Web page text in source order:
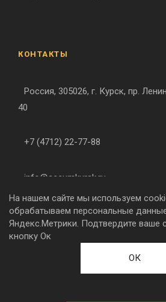
КОНТАКТЫ
Россия, 305026, г. Курск, пр.
40
+7 (4712) 22-77-88
info@accumkursk.ru
ССЫЛКИ НА СОЦ. СЕТИ
На нашем сайте мы используем
обрабатываем персональные
Яндекс.Метрики. Подтвердите ваше
кнопку Ок
ОК